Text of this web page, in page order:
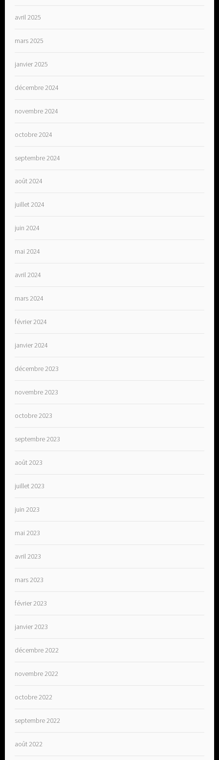
avril 2025
mars 2025
janvier 2025
décembre 2024
novembre 2024
octobre 2024
septembre 2024
août 2024
juillet 2024
juin 2024
mai 2024
avril 2024
mars 2024
février 2024
janvier 2024
décembre 2023
novembre 2023
octobre 2023
septembre 2023
août 2023
juillet 2023
juin 2023
mai 2023
avril 2023
mars 2023
février 2023
janvier 2023
décembre 2022
novembre 2022
octobre 2022
septembre 2022
août 2022